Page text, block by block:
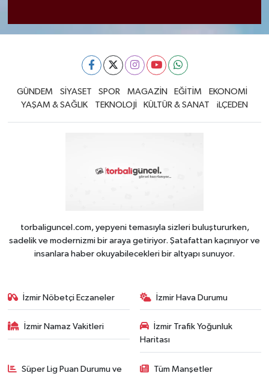
GÜNDEM SİYASET SPOR MAGAZİN EĞİTİM
EKONOMİ
YAŞAM & SAĞLIK
TEKNOLOJİ KÜLTÜR & SANAT iLÇEDEN
torbaliguncel.com, yepyeni temasıyla sizleri buluştururken,
sadelik ve modernizmi bir araya getiriyor. Şatafattan kaçınıyor ve
insanlara haber okuyabilecekleri bir altyapı sunuyor.
İzmir Nöbetçi Eczaneler İzmir Hava Durumu
İzmir Namaz Vakitleri
İzmir Trafik Yoğunluk
Haritası
Süper Lig Puan Durumu ve
Tüm Manşetler